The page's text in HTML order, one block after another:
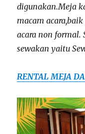
digunakan.Meja
macam
acara non formal.
sewakan yaitu
RENTAL MEJA